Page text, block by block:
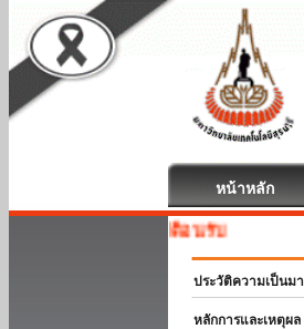
หน้าหลัก
สหกิจศึกษา ยินดีต้อนรับ
ประวัติความเป็นมา
หลักการและเหตุผล